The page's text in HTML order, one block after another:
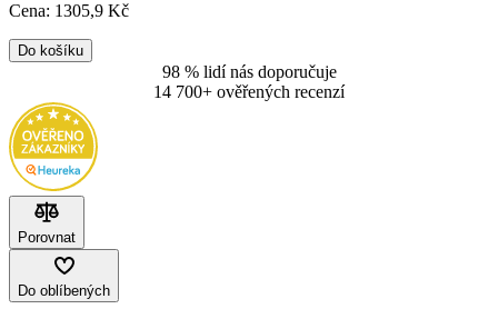
Cena: 1305,9 Kč
Do košíku
98 % lidí nás doporučuje
14 700+ ověřených recenzí
Porovnat
Do oblíbených